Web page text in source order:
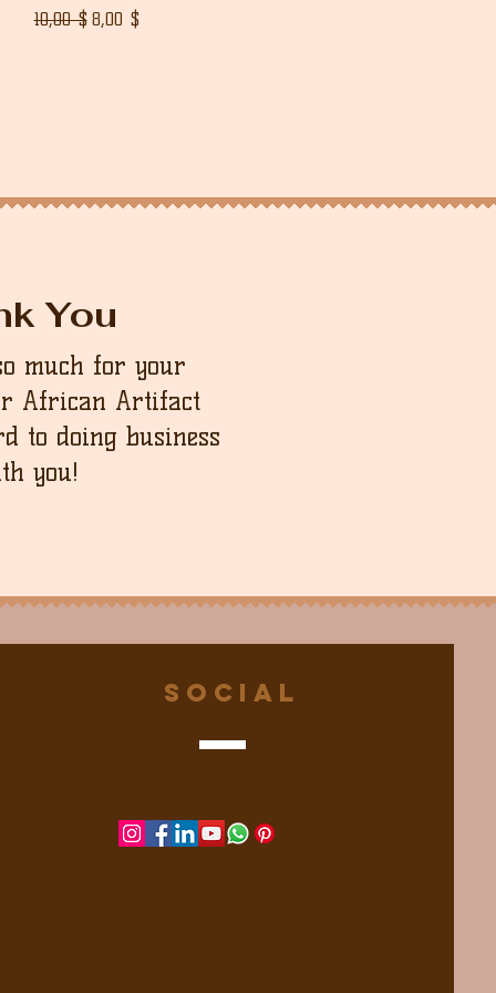
Normaali hinta
10,00 $ Alehinta
8,00 $
You
much for your
African Artifact
to doing business
you!
Social